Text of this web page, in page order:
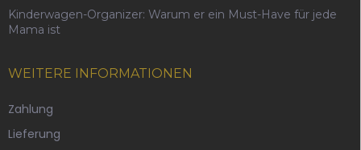
Kinderwagen-Organizer: Warum er ein Must-Have für jede
Mama ist
WEITERE INFORMATIONEN
Zahlung
Lieferung